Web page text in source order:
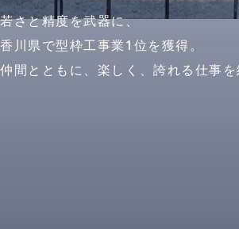
若さと精度を武器に、
香川県で型枠工事業1位を獲得。
仲間とともに、楽しく、誇れる仕事を